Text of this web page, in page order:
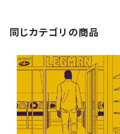
同じカテゴリの商品